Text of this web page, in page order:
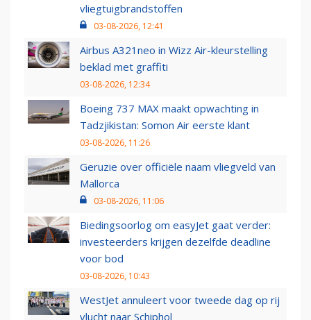
vliegtuigbrandstoffen
03-08-2026, 12:41
Airbus A321neo in Wizz Air-kleurstelling
beklad met graffiti
03-08-2026, 12:34
Boeing 737 MAX maakt opwachting in
Tadzjikistan: Somon Air eerste klant
03-08-2026, 11:26
Geruzie over officiële naam vliegveld van
Mallorca
03-08-2026, 11:06
Biedingsoorlog om easyJet gaat verder:
investeerders krijgen dezelfde deadline
voor bod
03-08-2026, 10:43
WestJet annuleert voor tweede dag op rij
vlucht naar Schiphol